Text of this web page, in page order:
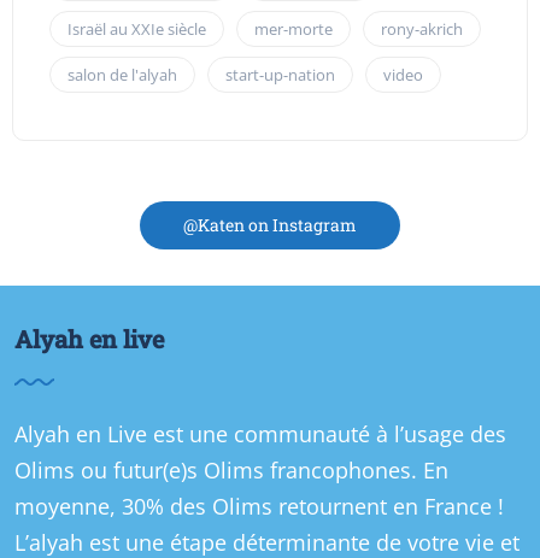
Israël au XXIe siècle mer-morte rony-akrich
salon de l'alyah start-up-nation video
@Katen on Instagram
Alyah en live
Alyah en Live est une communauté à l’usage des
Olims ou futur(e)s Olims francophones. En
moyenne, 30% des Olims retournent en France !
L’alyah est une étape déterminante de votre vie et